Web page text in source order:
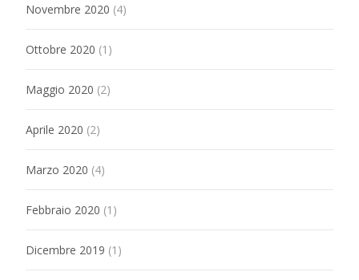
Novembre 2020 (4)
Ottobre 2020 (1)
Maggio 2020 (2)
Aprile 2020 (2)
Marzo 2020 (4)
Febbraio 2020 (1)
Dicembre 2019 (1)